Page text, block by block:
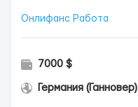
Онлифанс Работа
7000 $
Германия (Ганновер)